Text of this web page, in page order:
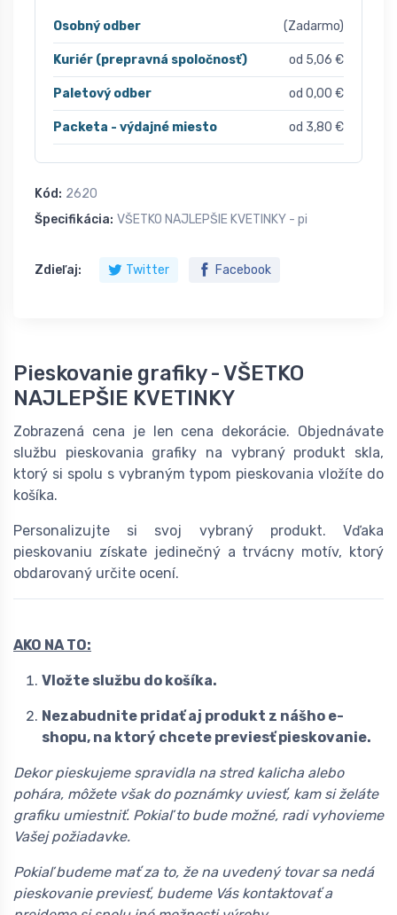
Osobný odber (Zadarmo)
Kuriér (prepravná spoločnosť) od 5,06 €
Paletový odber od 0,00 €
Packeta - výdajné miesto od 3,80 €
Kód: 2620
Špecifikácia: VŠETKO NAJLEPŠIE KVETINKY - pi
Zdieľaj: Twitter Facebook
Pieskovanie grafiky - VŠETKO
NAJLEPŠIE KVETINKY
Zobrazená cena je len cena dekorácie. Objednávate
službu pieskovania grafiky na vybraný produkt skla,
ktorý si spolu s vybraným typom pieskovania vložíte do
košíka.
Personalizujte si svoj vybraný produkt. Vďaka
pieskovaniu získate jedinečný a trvácny motív, ktorý
obdarovaný určite ocení.
AKO NA TO:
Vložte službu do košíka.
Nezabudnite pridať aj produkt z nášho e-
shopu, na ktorý chcete previesť pieskovanie.
Dekor pieskujeme spravidla na stred kalicha alebo
pohára, môžete však do poznámky uviesť, kam si želáte
grafiku umiestniť. Pokiaľ to bude možné, radi vyhovieme
Vašej požiadavke.
Pokiaľ budeme mať za to, že na uvedený tovar sa nedá
pieskovanie previesť, budeme Vás kontaktovať a